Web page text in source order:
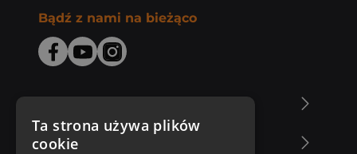
Bądź z nami na bieżąco
Zakupy u nas
Ta strona używa plików
cookie